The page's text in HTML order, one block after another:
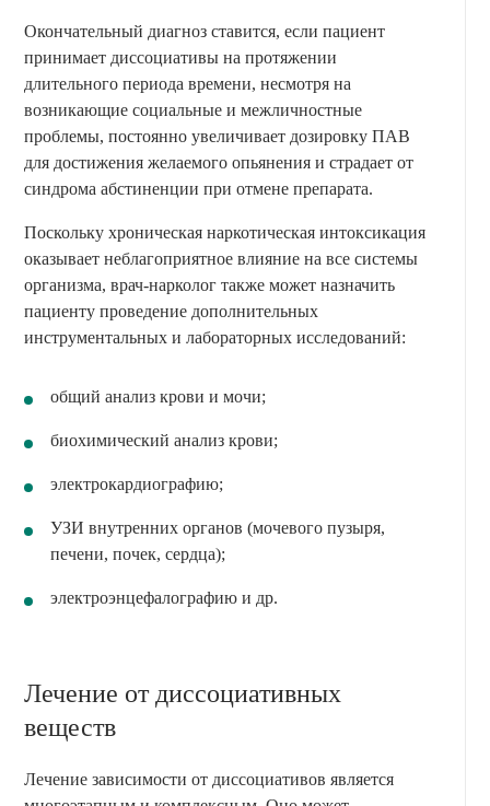
Окончательный диагноз ставится, если пациент
принимает диссоциативы на протяжении
длительного периода времени, несмотря на
возникающие социальные и межличностные
проблемы, постоянно увеличивает дозировку ПАВ
для достижения желаемого опьянения и страдает от
синдрома абстиненции при отмене препарата.
Поскольку хроническая наркотическая интоксикация
оказывает неблагоприятное влияние на все системы
организма, врач-нарколог также может назначить
пациенту проведение дополнительных
инструментальных и лабораторных исследований:
общий анализ крови и мочи;
биохимический анализ крови;
электрокардиографию;
УЗИ внутренних органов (мочевого пузыря,
печени, почек, сердца);
электроэнцефалографию и др.
Лечение от диссоциативных
веществ
Лечение зависимости от диссоциативов является